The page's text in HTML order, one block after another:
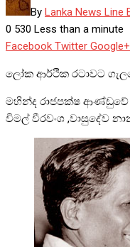
By Lanka News Line
0 530 Less than a minute
Facebook Twitter Google+
ලෝක ආර්ථික රටාවට
මහින්ද රාජපක්ෂ
විමල් වීරවංශ ,වාසුදේව